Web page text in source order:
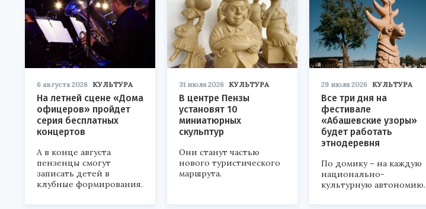
6 августа 2026 КУЛЬТУРА
На летней сцене «Дома
офицеров» пройдет
серия бесплатных
концертов
А в конце августа
пензенцы смогут
записать детей в
клубные формирования.
31 июля 2026 КУЛЬТУРА
В центре Пензы
установят 10
миниатюрных
скульптур
Они станут частью
нового туристического
маршрута.
29 июля 2026 КУЛЬТУРА
Все три дня на
фестивале
«Абашевские узоры»
будет работать
этнодеревня
По домику – на каждую
национально-
культурную автономию.